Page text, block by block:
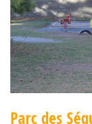
Parc des